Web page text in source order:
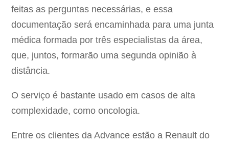
feitas as perguntas necessárias, e essa
documentação será encaminhada para uma junta
médica formada por três especialistas da área,
que, juntos, formarão uma segunda opinião à
distância.
O serviço é bastante usado em casos de alta
complexidade, como oncologia.
Entre os clientes da Advance estão a Renault do